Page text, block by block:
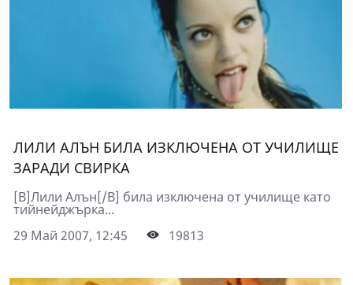
ЛИЛИ АЛЪН БИЛА ИЗКЛЮЧЕНА ОТ УЧИЛИЩЕ
ЗАРАДИ СВИРКА
[B]Лили Алън[/B] била изключена от училище като
тийнейджърка...
29 Май 2007, 12:45
19813